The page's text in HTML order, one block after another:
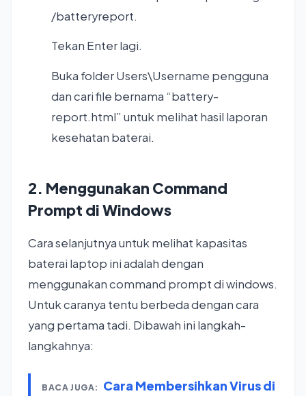
/batteryreport.
Tekan Enter lagi.
Buka folder Users\Username pengguna
dan cari file bernama “battery-
report.html” untuk melihat hasil laporan
kesehatan baterai.
2. Menggunakan Command
Prompt di Windows
Cara selanjutnya untuk melihat kapasitas
baterai laptop ini adalah dengan
menggunakan command prompt di windows.
Untuk caranya tentu berbeda dengan cara
yang pertama tadi. Dibawah ini langkah-
langkahnya:
BACA JUGA:
Cara Membersihkan Virus di